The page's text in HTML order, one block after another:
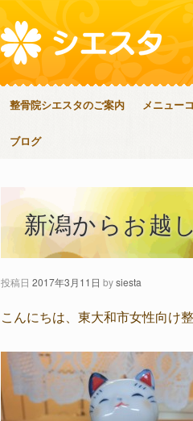
整骨院シエスタのご案内 メニュー
ブログ
新潟からお越
投稿日 2017年3月11日 bysiesta
こんにちは、東大和市女性向け